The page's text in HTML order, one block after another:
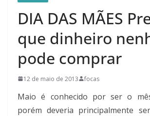
DIA DAS MÃES
que dinheiro
pode comprar
12 de maio de 2013 focas
Maio é conhecido por ser o
porém deveria principalmente